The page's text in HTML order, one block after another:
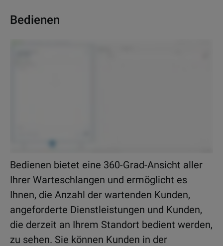
Bedienen
Bedienen bietet eine 360-Grad-Ansicht aller
Ihrer Warteschlangen und ermöglicht es
Ihnen, die Anzahl der wartenden Kunden,
angeforderte Dienstleistungen und Kunden,
die derzeit an Ihrem Standort bedient werden,
zu sehen. Sie können Kunden in der